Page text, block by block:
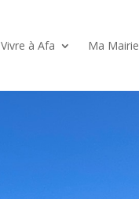
Vivre à Afa Ma Mairie